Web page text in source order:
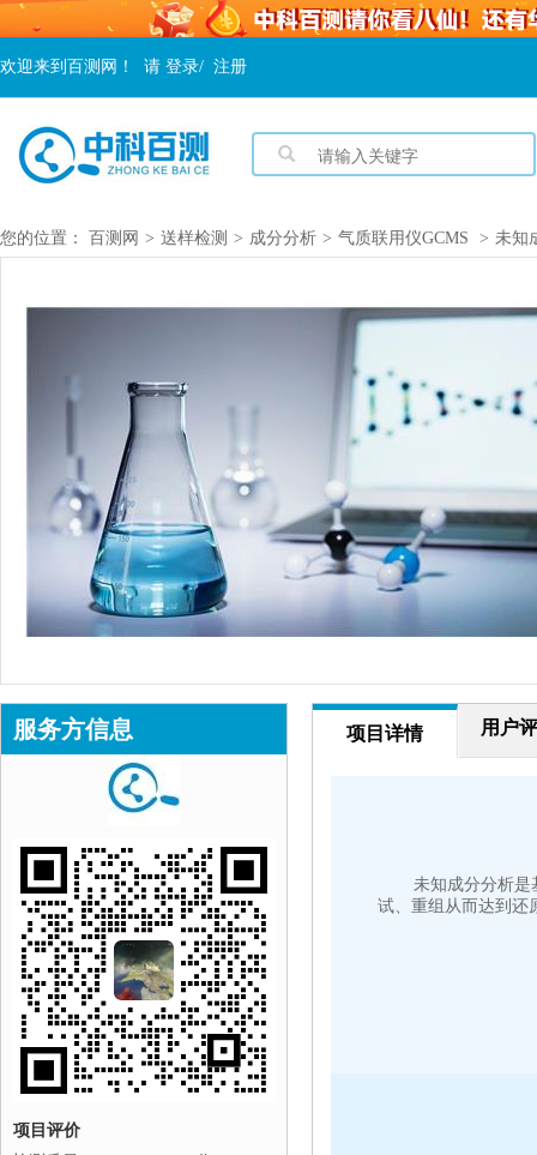
欢迎来到百测网！ 请 登录/ 注册
您的位置： 百测网 > 送样检测 > 成分分析 > 气质联用仪GCMS > 未知
项目详情 用户
未知成分分析是
试、重组从而达到还
服务方信息
项目评价